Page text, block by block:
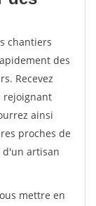
chantiers
des
Recevez
rejoignant
ainsi
proches de
artisan
mettre en